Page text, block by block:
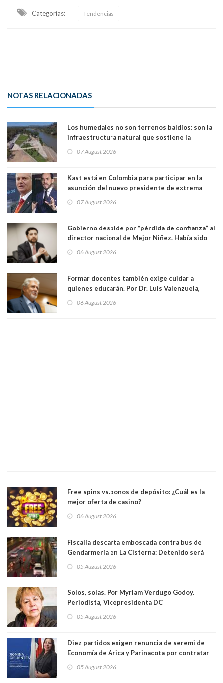
Categorias: Tendencias
NOTAS RELACIONADAS
Los humedales no son terrenos baldíos: son la
infraestructura natural que sostiene la
07 August 2026
Kast está en Colombia para participar en la
asunción del nuevo presidente de extrema
07 August 2026
Gobierno despide por “pérdida de confianza” al
director nacional de Mejor Niñez. Había sido
06 August 2026
Formar docentes también exige cuidar a
quienes educarán. Por Dr. Luis Valenzuela,
Académicos U. Católica Silva Henríquez
06 August 2026
Free spins vs.bonos de depósito: ¿Cuál es la
mejor oferta de casino?
06 August 2026
Fiscalía descarta emboscada contra bus de
Gendarmería en La Cisterna: Detenido será
05 August 2026
Solos, solas. Por Myriam Verdugo Godoy.
Periodista, Vicepresidenta DC
05 August 2026
Diez partidos exigen renuncia de seremi de
Economía de Arica y Parinacota por contratar
una militante de RN, detenida con 47 kilos de
05 August 2026